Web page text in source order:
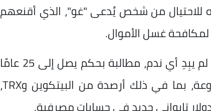
من شخص يُدعى "غو"، الذي أقنعهم
أكدت النيابة العامة أن المتهم الرئيسي لم يبِدِ أي ندم، مطالبة بحكم يصل إلى 25 عامًا
مع مصادرة جميع المكاسب غير المشروعة، بما في ذلك أرصدة من البيتكوين وTRX،